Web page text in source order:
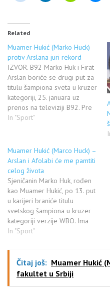
Related
Muamer Hukić (Marko Huck)
protiv Arslana juri rekord
IZVOR. B92 Marko Huk i Firat
Arslan boriće se drugi put za
titulu šampiona sveta u kruzer
kategoriji, 25. januara uz
prenos na televiziji B92. Pre
15 meseci Huk, koji je
Hukić, savladao je rivala na
bodove u Haleu. Arslan je…
In "Sport"
Muamer Hukić (Marco Huck) –
Arslan i Afolabi će me pamtiti
celog života
Sjeničanin Marko Huk, rođen
kao Muamer Hukić, po 13. put
u karijeri braniće titulu
svetskog šampiona u kruzer
kategoriji verzije WBO. Ima
protivnika za sada nije
ko od prvih 15 na rang listi.
Hukić je do sada 12 puta
branio titulu, od toga tri…
In "Sport"
Čitaj još: Muamer Hukić
fakultet u Srbiji